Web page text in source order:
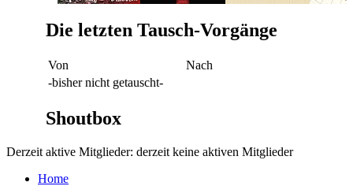
Die letzten Tausch-Vorgänge
Von
Nach
-bisher nicht getauscht-
Shoutbox
Derzeit aktive Mitglieder: derzeit keine aktiven Mitglieder
Home